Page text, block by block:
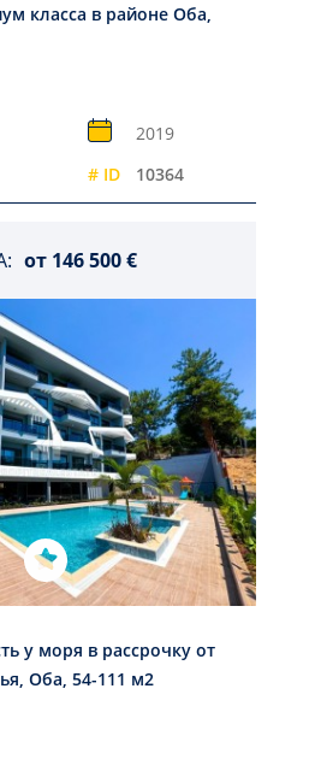
класса в районе Оба,
2019
# ID 10364
от 146 500 €
у моря в рассрочку от
Оба, 54-111 м2